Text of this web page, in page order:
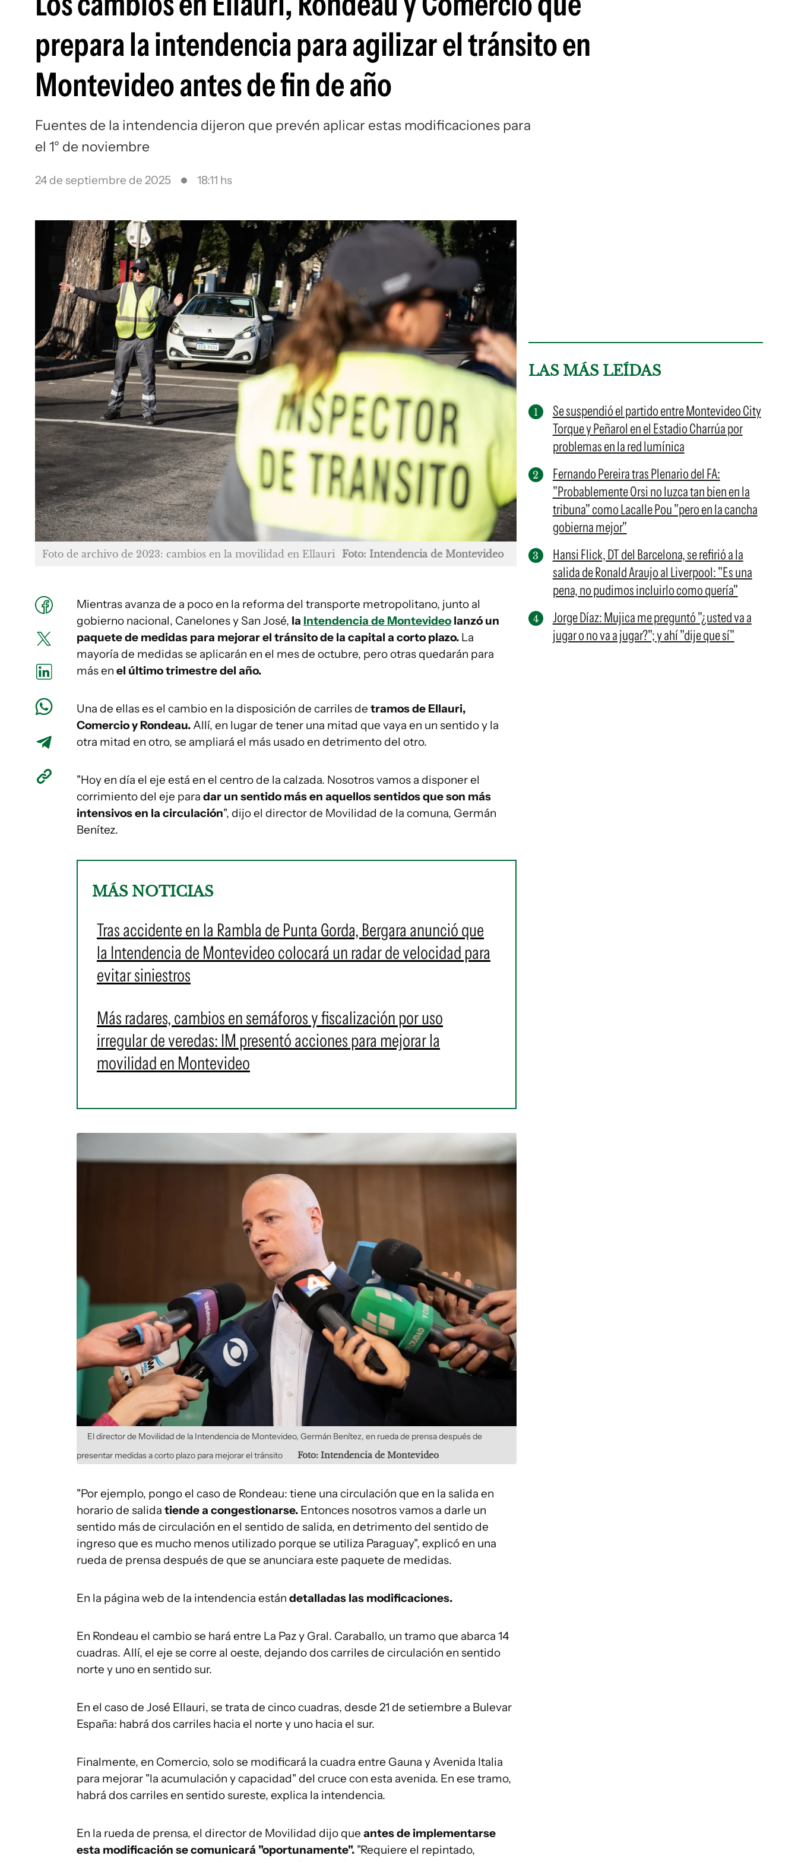
prepara la intendencia para agilizar el tránsito en
Montevideo antes de fin de año
Fuentes de la intendencia dijeron que prevén aplicar estas modificaciones para
el 1° de noviembre
24 de septiembre de 2025 18:11 hs
Foto de archivo de 2023: cambios en la movilidad en Ellauri Foto: Intendencia de Montevideo
Mientras avanza de a poco en la reforma del transporte metropolitano, junto al
gobierno nacional, Canelones y San José, la Intendencia de Montevideo lanzó un
paquete de medidas para mejorar el tránsito de la capital a corto plazo. La
mayoría de medidas se aplicarán en el mes de octubre, pero otras quedarán para
más en el último trimestre del año.
Una de ellas es el cambio en la disposición de carriles de tramos de Ellauri,
Comercio y Rondeau.Allí, en lugar de tener una mitad que vaya en un sentido y la
otra mitad en otro, se ampliará el más usado en detrimento del otro.
"Hoy en día el eje está en el centro de la calzada. Nosotros vamos a disponer el
corrimiento del eje para dar un sentido más en aquellos sentidos que son más
intensivos en la circulación", dijo el director de Movilidad de la comuna, Germán
Benítez.
MÁS NOTICIAS
Tras accidente en la Rambla de Punta Gorda, Bergara anunció que
la Intendencia de Montevideo colocará un radar de velocidad para
evitar siniestros
Más radares, cambios en semáforos y fiscalización por uso
irregular de veredas: IM presentó acciones para mejorar la
movilidad en Montevideo
El director de Movilidad de la Intendencia de Montevideo, Germán Benítez, en rueda de prensa después de
presentar medidas a corto plazo para mejorar el tránsito
Foto: Intendencia de Montevideo
"Por ejemplo, pongo el caso de Rondeau: tiene una circulación que en la salida en
horario de salida tiende a congestionarse. Entonces nosotros vamos a darle un
sentido más de circulación en el sentido de salida, en detrimento del sentido de
ingreso que es mucho menos utilizado porque se utiliza Paraguay", explicó en una
rueda de prensa después de que se anunciara este paquete de medidas.
En la página web de la intendencia están detalladas las modificaciones.
En Rondeau el cambio se hará entre La Paz y Gral. Caraballo, un tramo que abarca 14
cuadras. Allí, el eje se corre al oeste, dejando dos carriles de circulación en sentido
norte y uno en sentido sur.
En el caso de José Ellauri, se trata de cinco cuadras, desde 21 de setiembre a Bulevar
España: habrá dos carriles hacia el norte y uno hacia el sur.
Finalmente, en Comercio, solo se modificará la cuadra entre Gauna y Avenida Italia
para mejorar "la acumulación y capacidad" del cruce con esta avenida. En ese tramo,
habrá dos carriles en sentido sureste, explica la intendencia.
En la rueda de prensa, el director de Movilidad dijo que antes de implementarse
esta modificación se comunicará "oportunamente". "Requiere el repintado,
LAS MÁS LEÍDAS
Se suspendió el partido entre Montevideo City
Torque y Peñarol en el Estadio Charrúa por
problemas en la red lumínica
Fernando Pereira tras Plenario del FA:
"Probablemente Orsi no luzca tan bien en la
tribuna" como Lacalle Pou "pero en la cancha
gobierna mejor"
Hansi Flick, DT del Barcelona, se refirió a la
salida de Ronald Araujo al Liverpool: "Es una
pena, no pudimos incluirlo como quería"
Jorge Díaz: Mujica me preguntó "¿usted va a
jugar o no va a jugar?"; y ahí "dije que sí"